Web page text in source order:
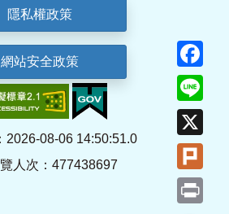
隱私權政策
網站安全政策
2026-08-06 14:50:51.0
人次：477438697